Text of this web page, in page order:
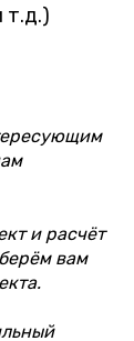
т.д.)
и расчёт
вам